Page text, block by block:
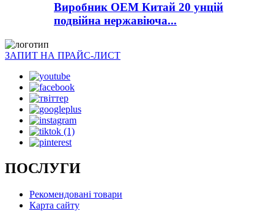
Виробник OEM Китай 20 унцій
подвійна нержавіюча...
ЗАПИТ НА ПРАЙС-ЛИСТ
ПОСЛУГИ
Рекомендовані товари
Карта сайту